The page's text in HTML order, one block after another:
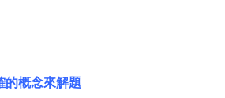
的概念來解題